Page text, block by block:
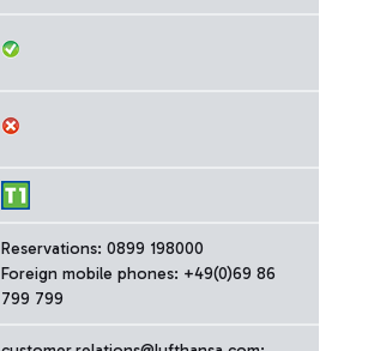
Reservations: 0899 198000
Foreign mobile phones: +49(0)69 86
799 799